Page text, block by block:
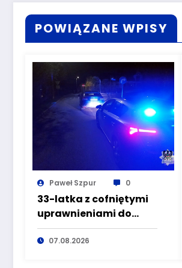
POWIĄZANE WPISY
Paweł Szpur 0
33-latka z cofniętymi
uprawnieniami do
kierowania pojazdami
wyeliminowana z
07.08.2026